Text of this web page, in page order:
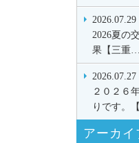
2026.07.29
2026夏の
果【三重…
2026.07.27
２０２６
りです。
アーカイ